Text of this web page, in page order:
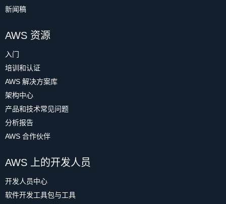
新闻稿
AWS 资源
入门
培训和认证
AWS 解决方案库
架构中心
产品和技术常见问题
分析报告
AWS 合作伙伴
AWS 上的开发人员
开发人员中心
软件开发工具包与工具